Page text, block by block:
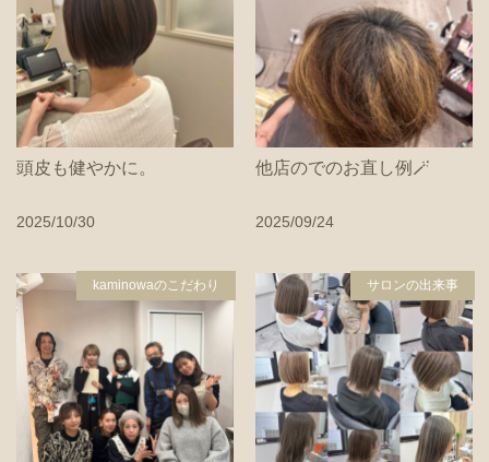
頭皮も健やかに。
2025/10/30
他店のでのお直し例🪄
2025/09/24
kaminowaのこだわり サロンの出来事